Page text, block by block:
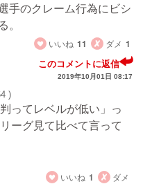
手のクレーム行為にビシ
。
いいね 11 ダメ 1
このコメントに返信
2019年10月01日 08:17
)
ってレベルが低い」っ
ーグ見て比べて言って
いいね 1 ダメ